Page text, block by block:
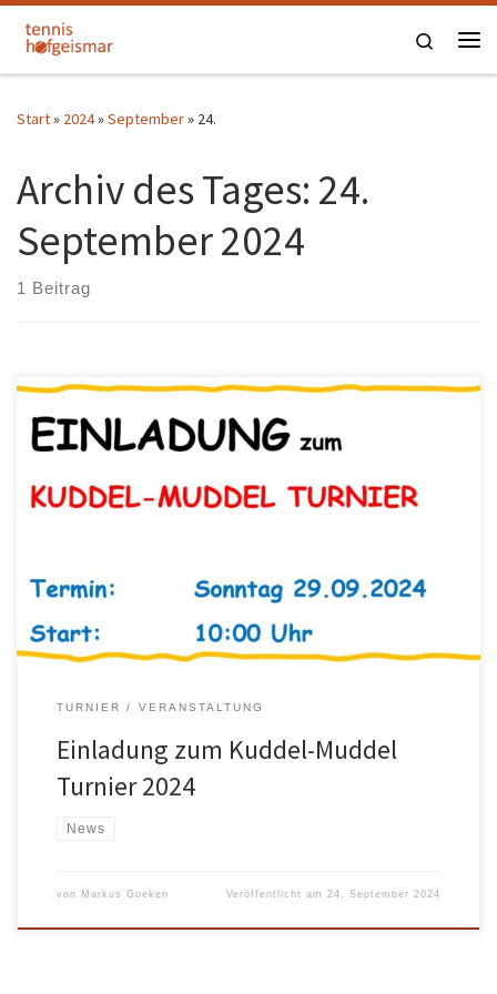
Zum Inhalt springen
Search
Start» 2024»September» 24.
Archiv des Tages: 24.
September 2024
1 Beitrag
gelost und nach Zeit gespielt. Bitte meldet euch bis zum
27.09.2024 verbindlich an bei… Petra Wilke Email: petra-
mit, was ihr ggfs. als […]
TURNIER VERANSTALTUNG
Einladung zum Kuddel-Muddel
Turnier 2024
News
von Markus Goeken Veröffentlicht am 24. September 2024